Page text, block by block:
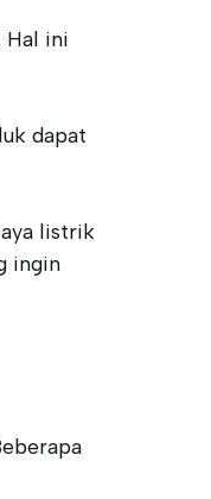
Hal ini
dapat
listrik
ingin